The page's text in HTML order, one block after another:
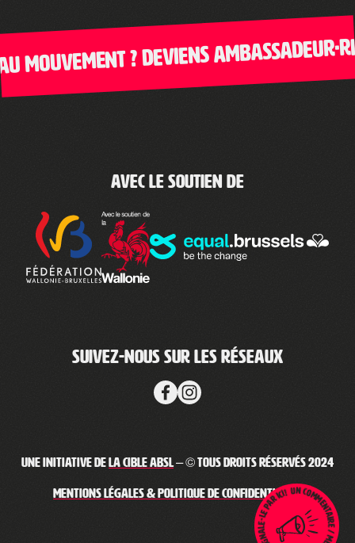
Un commentaire / message haineux ? Signale-le par ici !
? Deviens
Avec le soutien de
Suivez-nous sur les réseaux
Une initiative deLa Cible ABSL– © Tous droits réservés 2024
Mentions légales & Politique de confidentialité